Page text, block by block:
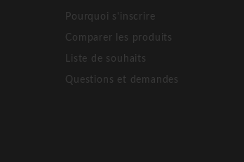
Pourquoi s'inscrire
Comparer les produits
Liste de souhaits
Questions et demandes